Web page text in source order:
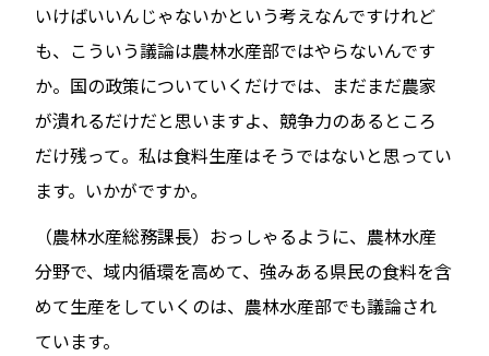
いけばいいんじゃないかという考えなんですけれど
も、こういう議論は農林水産部ではやらないんです
か。国の政策についていくだけでは、まだまだ農家
が潰れるだけだと思いますよ、競争力のあるところ
だけ残って。私は食料生産はそうではないと思ってい
ます。いかがですか。
（農林水産総務課長）おっしゃるように、農林水産
分野で、域内循環を高めて、強みある県民の食料を含
めて生産をしていくのは、農林水産部でも議論され
ています。